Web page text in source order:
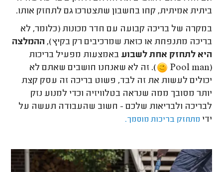
ביתית אמיתית, קחו בחשבון שתצטרכו גם לתחזק אותו.
במקרה של בריכה קבועה עם חדר מכונות (כלומר, לא
בריכה מתנפחת או כזאת שמרכיבים רק בקיץ), ההמלצה
היא לתחזק אחת לשבוע באמצעות מפעיל בריכות
(Pool man
). זה לא שאנחנו חושבים שאתם לא
יכולים לעשות את זה לבד, פשוט בריכה זה עסק קצת
יותר מסובך ממה שנראה בטלוויזיה וכדי למנוע נזק
לבריכה ולבריאות שלכם - חשוב שהעבודה תעשה על
ידי מתחזק בריכות מוסמך.